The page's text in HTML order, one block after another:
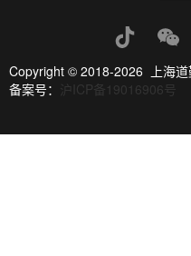
Copyright © 2018-2026 上海道
备案号： 沪ICP备19016906号